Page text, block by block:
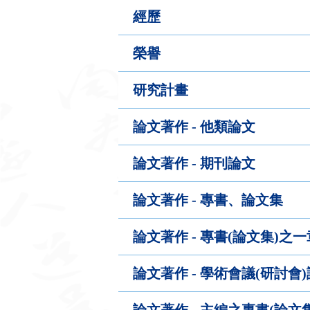
經歷
榮譽
研究計畫
論文著作 - 他類論文
論文著作 - 期刊論文
論文著作 - 專書、論文集
論文著作 - 專書(論文集)之
論文著作 - 學術會議(研討